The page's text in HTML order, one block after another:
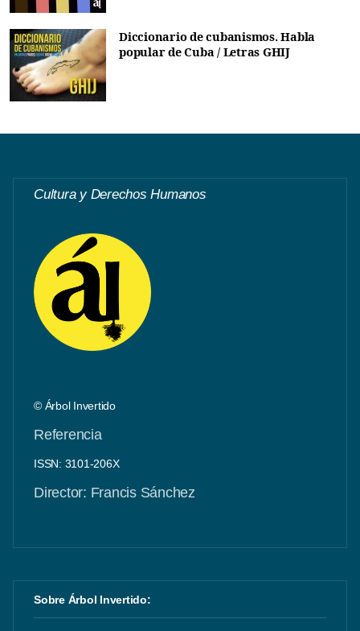
Diccionario de cubanismos. Habla
popular de Cuba / Letras GHIJ
Cultura y Derechos Humanos
© Árbol Invertido
Referencia
ISSN: 3101-206X
Director: Francis Sánchez
Sobre Árbol Invertido: